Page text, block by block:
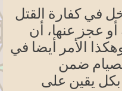
في كفارة القتل
أو عجز عنها، أن
الأمر أيضا في
ضمن
بكل يقين على